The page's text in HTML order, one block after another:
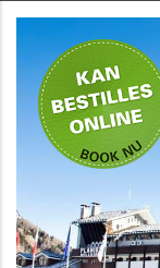
Privat